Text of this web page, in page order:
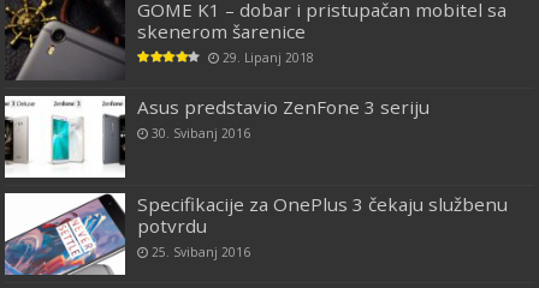
GOME K1 – dobar i pristupačan mobitel sa
skenerom šarenice
29. Lipanj 2018
Asus predstavio ZenFone 3 seriju
30. Svibanj 2016
Specifikacije za OnePlus 3 čekaju službenu
potvrdu
25. Svibanj 2016